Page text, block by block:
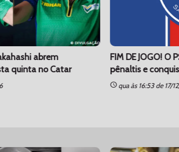
abrem
quinta no Catar
FIM DE JOGO! O
pênaltis e
schedulequa às 16:53 de 17/